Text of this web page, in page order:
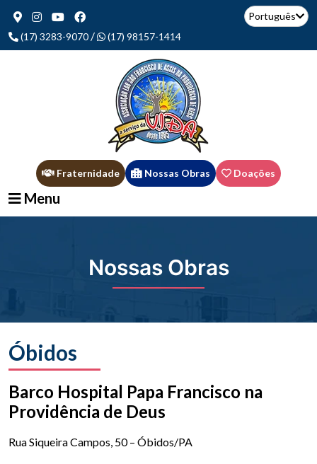
Português
(17) 3283-9070 / (17) 98157-1414
Fraternidade Nossas Obras Doações
Menu
Nossas Obras
Óbidos
Barco Hospital Papa Francisco na
Providência de Deus
Rua Siqueira Campos, 50 – Óbidos/PA